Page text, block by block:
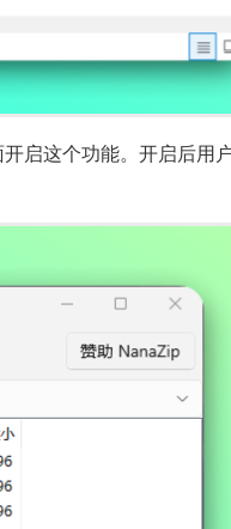
启这个功能。开启后用